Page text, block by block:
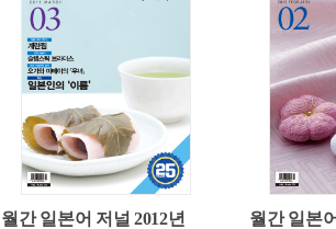
월간 일본어 저널 2012년
월간 일본